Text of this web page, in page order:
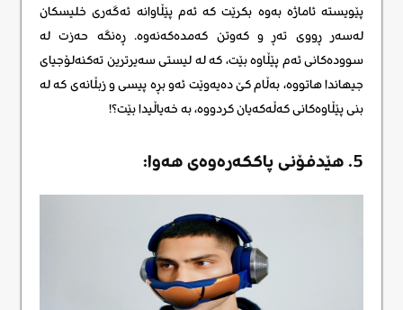
پێویستە ئاماژە بەوە بکرێت کە ئەم پێڵاوانە ئەگەری خلیسکان
لەسەر ڕووی تەڕ و کەوتن کەمدەکەنەوە. ڕەنگە حەزت لە
سوودەکانی ئەم پێڵاوە بێت، کە لە لیستی سەیرترین تەکنەلۆجیای
جیهاندا هاتووە، بەڵام کێ دەیەوێت ئەو بڕە پیسی و زبڵانەی کە لە
بنی پێڵاوەکانی کەڵەکەیان کردووە، بە خەیاڵیدا بێت؟!
5. هێدفۆنی پاککەرەوەی هەوا: